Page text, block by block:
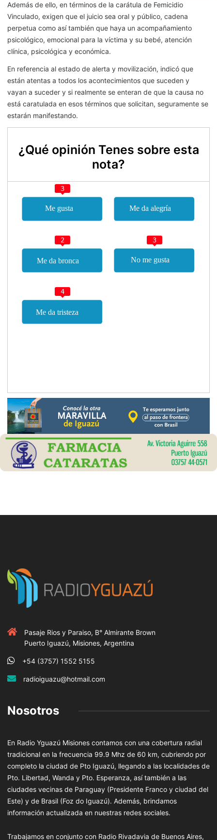
Además de ello, en términos de la carátula de Femicidio
Vinculado, exigen que el juicio sea oral y público, cadena
perpetua como así también que haya un acompañamiento
psicológico, emocional para la víctima y su bebé, atención
clínica, psicológica y económica.
En referencia al estado de alerta y movilización, indicó que
están atentas a todos los acontecimientos que suceden y
vayan a suceder y si realmente se enteran de que la causa no
está caratulada en esos términos que solicitan, seguramente se
estarán manifestando.
¿Qué opinión Tenes sobre esta
nota?
3
2 3
4
Pasaje Rios y Paraiso, B° Almirante Brown
Puerto Iguazú, Misiones, Argentina
+54 (3757) 1552 5155
radioiguazu@hotmail.com
Nosotros
En Radio Yguazú Misiones contamos con una cobertura radial
tradicional en la frecuencia 99.9 Mhz de 60 km, cubriendo por
completo la ciudad de Pto Iguazú, llegando a las localidades de
Pto. Libertad, Wanda y Pto. Esperanza, así también a las
ciudades vecinas de Paraguay (Presidente Franco y ciudad del
Este) y de Brasil (Foz do Iguazú). Además, brindamos
información actualizada en nuestras redes sociales.
Trabajamos en conjunto con Radio Rivadavia de Buenos Aires,